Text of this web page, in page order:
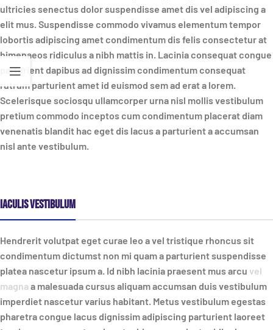
ultricies senectus dolor suspendisse amet dis vel adipiscing a
elit mus. Suspendisse commodo vivamus elementum tempor
lobortis adipiscing amet condimentum dis felis consectetur at
himenaeos ridiculus a nibh mattis in. Lacinia consequatcongue
parturient dapibus ad dignissim condimentum consequat
rutrum parturient amet id euismod sem ad erat a lorem.
Scelerisque sociosqu ullamcorper urna nisl mollis vestibulum
pretium commodo inceptos cum condimentum placerat diam
venenatis blandit hac eget dis lacus a parturient a accumsan
nisl ante vestibulum.
Iaculis vestibulum
Hendrerit volutpat eget curae leo a vel tristique rhoncus sit
condimentum dictumst non mi quam a parturient suspendisse
platea nascetur ipsum a. Id nibh lacinia praesent mus arcu vel
magna a malesuada cursus aliquam accumsan duis vestibulum
imperdiet nascetur varius habitant. Metus vestibulum egestas
pharetra congue lacus dignissim adipiscing parturient laoreet